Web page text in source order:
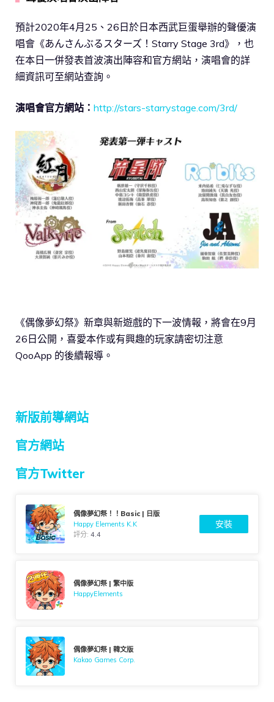
預計2020年4月25、26日於日本西武巨蛋舉辦的聲優演
唱會《あんさんぶるスターズ！Starry Stage 3rd》，也
在本日一併發表首波演出陣容和官方網站，演唱會的詳
細資訊可至網站查詢。
演唱會官方網站： http://stars-starrystage.com/3rd/
《偶像夢幻祭》新章與新遊戲的下一波情報，將會在9月
26日公開，喜愛本作或有興趣的玩家請密切注意
QooApp 的後續報導。
新版前導網站
官方網站
官方Twitter
偶像夢幻祭！！Basic | 日版
Happy Elements K.K
評分:4.4
安裝
偶像夢幻祭 | 繁中版
HappyElements
偶像夢幻祭 | 韓文版
Kakao Games Corp.